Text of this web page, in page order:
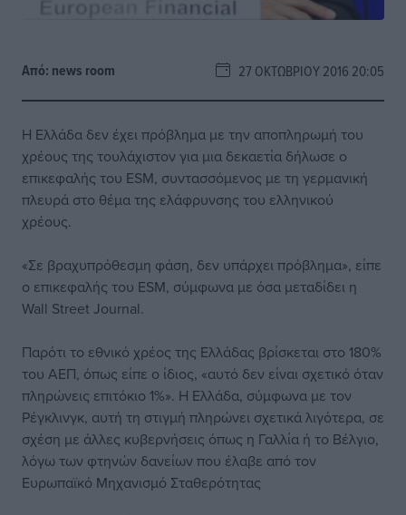
Από: news room 27 ΟΚΤΩΒΡΊΟΥ 2016 20:05
Η Ελλάδα δεν έχει πρόβλημα με την αποπληρωμή του
χρέους της τουλάχιστον για μια δεκαετία δήλωσε ο
επικεφαλής του ESM, συντασσόμενος με τη γερμανική
πλευρά στο θέμα της ελάφρυνσης του ελληνικού
χρέους.
«Σε βραχυπρόθεσμη φάση, δεν υπάρχει πρόβλημα», είπε
ο επικεφαλής του ΕSM, σύμφωνα με όσα μεταδίδει η
Wall Street Journal.
Παρότι το εθνικό χρέος της Ελλάδας βρίσκεται στο 180%
του ΑΕΠ, όπως είπε ο ίδιος, «αυτό δεν είναι σχετικό όταν
πληρώνεις επιτόκιο 1%». Η Ελλάδα, σύμφωνα με τον
Ρέγκλινγκ, αυτή τη στιγμή πληρώνει σχετικά λιγότερα, σε
σχέση με άλλες κυβερνήσεις όπως η Γαλλία ή το Βέλγιο,
λόγω των φτηνών δανείων που έλαβε από τον
Ευρωπαϊκό Μηχανισμό Σταθερότητας